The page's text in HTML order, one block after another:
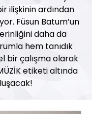
ilişkinin ardından
Füsun Batum’un
daha da
hem tanıdık
bir çalışma olarak
etiketi altında